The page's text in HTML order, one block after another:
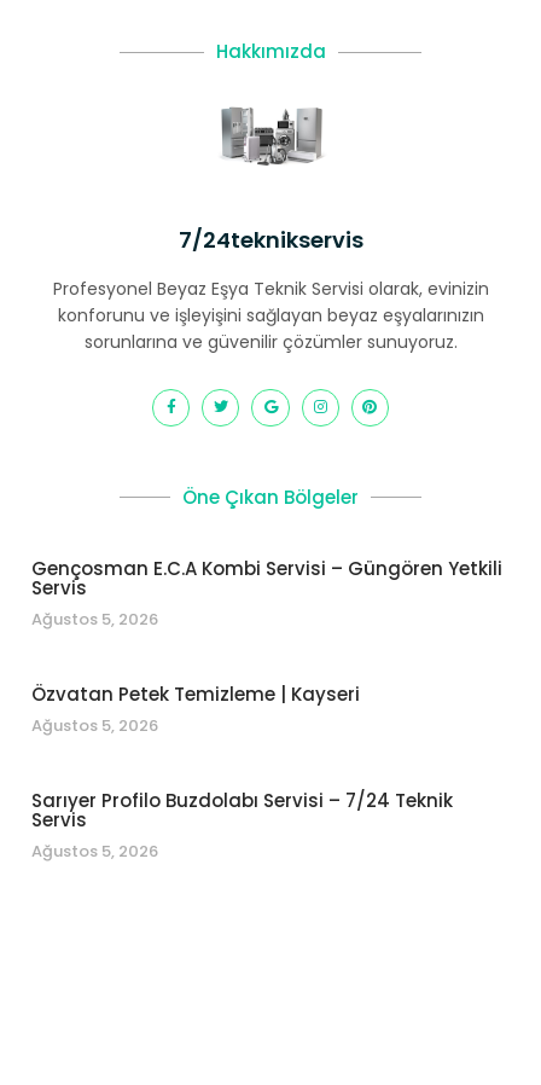
Hakkımızda
7/24teknikservis
Profesyonel Beyaz Eşya Teknik Servisi olarak, evinizin
konforunu ve işleyişini sağlayan beyaz eşyalarınızın
sorunlarına ve güvenilir çözümler sunuyoruz.
Öne Çıkan Bölgeler
Gençosman E.C.A Kombi Servisi – Güngören Yetkili
Servis
Ağustos 5, 2026
Özvatan Petek Temizleme | Kayseri
Ağustos 5, 2026
Sarıyer Profilo Buzdolabı Servisi – 7/24 Teknik
Servis
Ağustos 5, 2026